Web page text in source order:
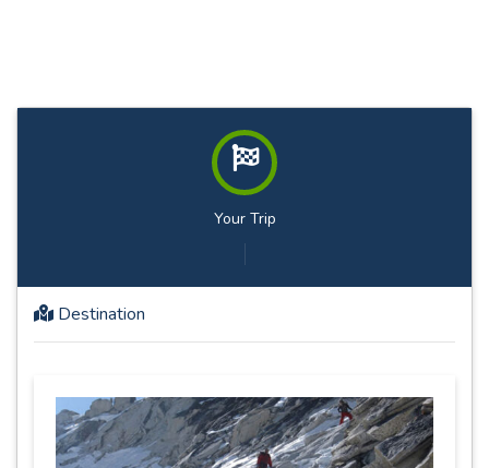
Your Trip
Destination